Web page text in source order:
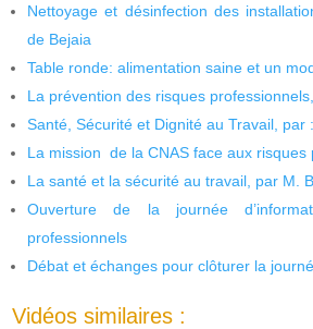
Nettoyage et désinfection des
de Bejaia
Table ronde: alimentation saine et un
La prévention des risques
Santé, Sécurité et Dignité au Travail, par
La mission de la CNAS face aux risques
La santé et la sécurité au travail, par M.
Ouverture de la journée
professionnels
Débat et échanges pour clôturer la
Vidéos similaires :